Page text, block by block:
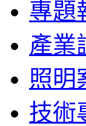
專題
產業
照明
技術